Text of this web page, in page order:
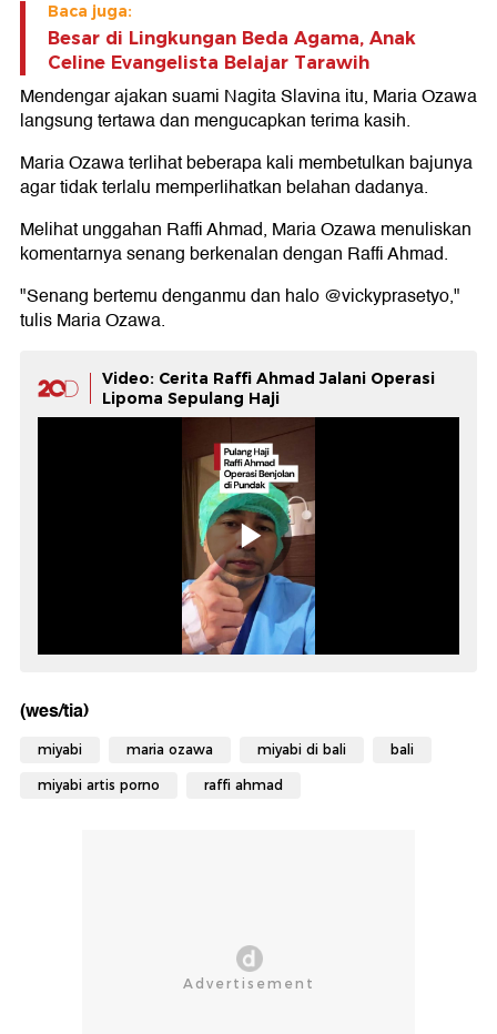
Baca juga:
Besar di Lingkungan Beda Agama, Anak
Celine Evangelista Belajar Tarawih
Mendengar ajakan suami Nagita Slavina itu, Maria Ozawa
langsung tertawa dan mengucapkan terima kasih.
Maria Ozawa terlihat beberapa kali membetulkan bajunya
agar tidak terlalu memperlihatkan belahan dadanya.
Melihat unggahan Raffi Ahmad, Maria Ozawa menuliskan
komentarnya senang berkenalan dengan Raffi Ahmad.
"Senang bertemu denganmu dan halo @vickyprasetyo,"
tulis Maria Ozawa.
Video: Cerita Raffi Ahmad Jalani Operasi
Lipoma Sepulang Haji
(wes/tia)
miyabi maria ozawa miyabi di bali bali
miyabi artis porno raffi ahmad